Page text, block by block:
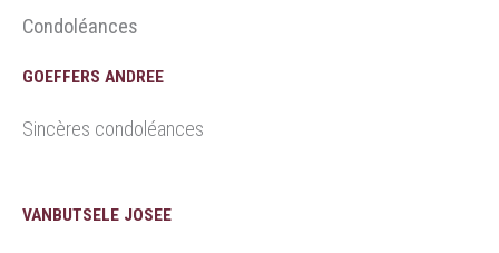
Condoléances
GOEFFERS ANDREE
Sincères condoléances
VANBUTSELE JOSEE